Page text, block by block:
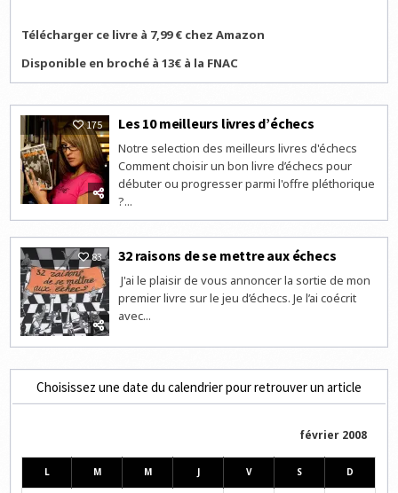
Télécharger ce livre à 7,99 € chez Amazon
Disponible en broché à 13€ à la FNAC
175 Les 10 meilleurs livres d’échecs
Notre selection des meilleurs livres d'échecs
Comment choisir un bon livre d’échecs pour
débuter ou progresser parmi l'offre pléthorique
?...
83 32 raisons de se mettre aux échecs
J'ai le plaisir de vous annoncer la sortie de mon
premier livre sur le jeu d’échecs. Je l’ai coécrit
avec...
Choisissez une date du calendrier pour retrouver un article
février 2008
L M M J V S D